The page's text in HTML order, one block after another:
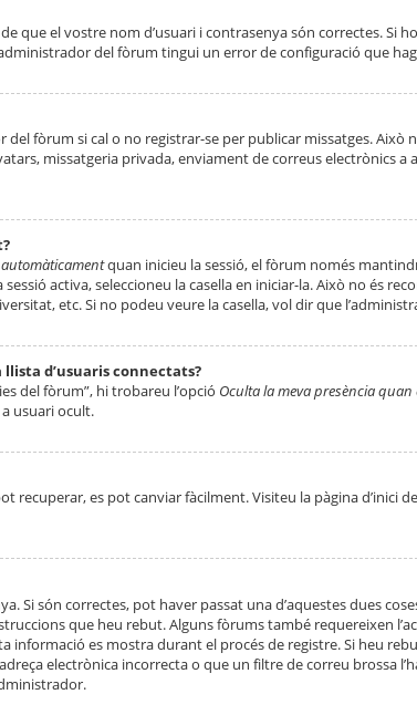
que el vostre nom d’usuari i contrasenya són correctes.
del fòrum tingui un error de configuració que
del fòrum si cal o no registrar-se per publicar missatges.
missatgeria privada, enviament de correus electrònics
quan inicieu la sessió, el fòrum només
activa, seleccioneu la casella en iniciar-la. Això no és
etc. Si no podeu veure la casella, vol dir que
d’usuaris connectats?
del fòrum”, hi trobareu l’opció Oculta la meva presència
usuari ocult.
recuperar, es pot canviar fàcilment. Visiteu la pàgina d’inici
Si són correctes, pot haver passat una d’aquestes dues
que heu rebut. Alguns fòrums també requereixen
informació es mostra durant el procés de registre. Si heu
electrònica incorrecta o que un filtre de correu brossa